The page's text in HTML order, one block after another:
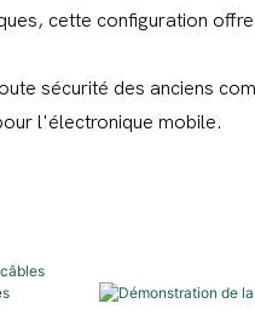
cette configuration
sécurité des anciens
l'électronique mobile.